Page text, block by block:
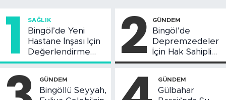
1 SAĞLIK
Bingöl’de Yeni
Hastane İnşası İçin
Değerlendirme
Toplantısı Yapıldı
2 GÜNDEM
Bingöl’de
Depremzedeler
İçin Hak Sahipliği
Askı Süreci
GÜNDEM
Bingöllü Seyyah,
GÜNDEM
Gülbahar